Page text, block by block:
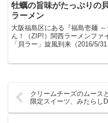
牡蠣の旨味がたっぷりの
ラーメン
大阪福島区にある『福島壱麺
ん！（ZIP!）関西ラーメンファ
「貝ラー」旋風到来（2016/5/
クリームチーズのムース
限定スイーツ、みたらし